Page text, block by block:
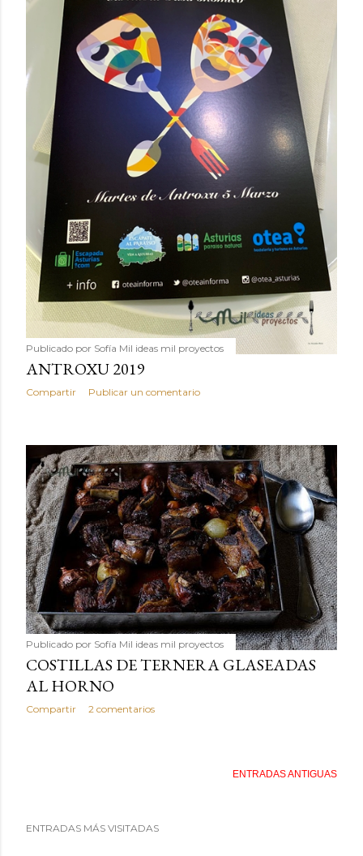
Publicado por Sofía Mil ideas mil proyectos
ANTROXU 2019
Compartir Publicar un comentario
Publicado por Sofía Mil ideas mil proyectos
COSTILLAS DE TERNERA GLASEADAS
AL HORNO
Compartir 2 comentarios
ENTRADAS ANTIGUAS
ENTRADAS MÁS VISITADAS